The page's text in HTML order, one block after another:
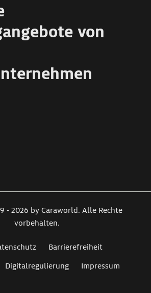
von
- 2026 by Caraworld. Alle Rechte
vorbehalten.
Barrierefreiheit
Digitalregulierung Impressum